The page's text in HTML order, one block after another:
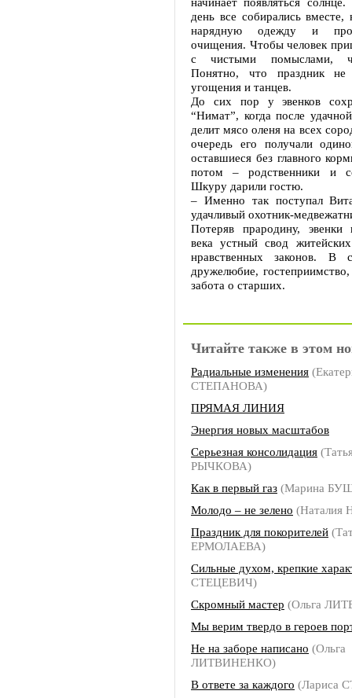
день все собирались вместе,
нарядную одежду и
очищения. Чтобы человек
с чистыми помыслами,
Понятно, что праздник не
угощения и танцев.
До сих пор у эвенков
“Нимат”, когда после
делит мясо оленя на всех
очередь его получали
оставшиеся без главного
потом – родственники и
Шкуру дарили гостю.
– Именно так поступал
удачливый охотник-
Потеряв прародину, эвенки
века устный свод
нравственных законов. В
дружелюбие,
забота о старших.
Читайте также в этом
Радиальные изменения
СТЕПАНОВА)
ПРЯМАЯ ЛИНИЯ
Энергия новых масштабов
Серьезная консолидация
РЫЧКОВА)
Как в первый газ (Марина
Молодо – не зелено
Праздник для покорителей
ЕРМОЛАЕВА)
Сильные духом, крепкие
СТЕЦЕВИЧ)
Скромный мастер (Ольга
Мы верим твердо в героев
Не на заборе написано (Ольга
ЛИТВИНЕНКО)
В ответе за каждого (Лариса